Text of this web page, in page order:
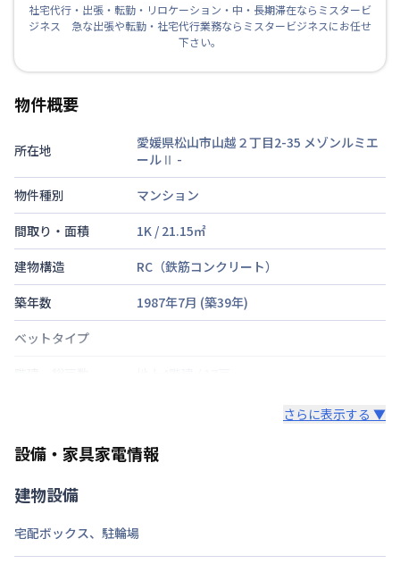
社宅代行・出張・転勤・リロケーション・中・長期滞在ならミスタービ
ジネス 急な出張や転勤・社宅代行業務ならミスタービジネスにお任せ
下さい。
物件概要
所在地
愛媛県松山市山越２丁目2-35 メゾンルミエ
ールⅡ -
物件種別
マンション
間取り・面積
1K / 21.15㎡
建物構造
RC（鉄筋コンクリート）
築年数
1987年7月 (築39年)
ベットタイプ
部屋の向き
南
定員
1名
さらに表示する ▼
設備・家具家電情報
建物設備
宅配ボックス、 駐輪場